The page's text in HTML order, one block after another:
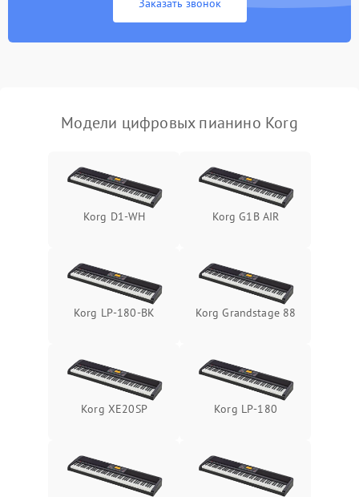
Заказать звонок
Модели цифровых пианино Korg
Korg D1-WH Korg G1B AIR
Korg LP-180-BK Korg Grandstage 88
Korg XE20SP Korg LP-180